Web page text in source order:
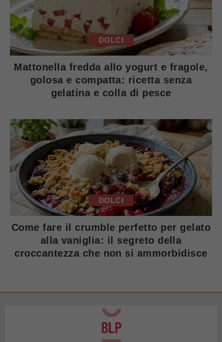
DOLCI
Mattonella fredda allo yogurt e fragole,
golosa e compatta: ricetta senza
gelatina e colla di pesce
DOLCI
Come fare il crumble perfetto per gelato
alla vaniglia: il segreto della
croccantezza che non si ammorbidisce